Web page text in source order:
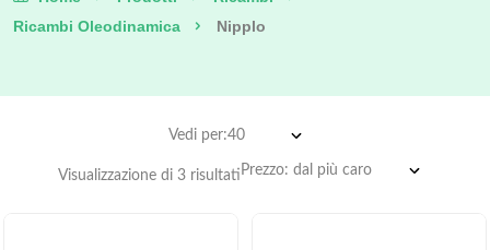
Ricambi Oleodinamica
Nipplo
Vedi per:
Visualizzazione di 3 risultati